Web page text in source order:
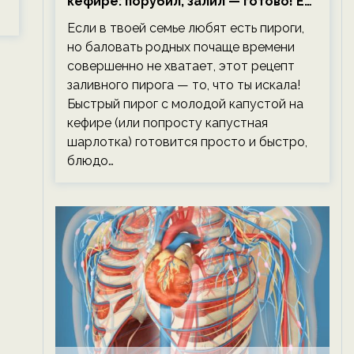
не тревожась о фигуре!
Если в твоей семье любят есть пироги,
но баловать родных почаще времени
совершенно не хватает, этот рецепт
заливного пирога — то, что ты искала!
Быстрый пирог с молодой капустой на
кефире (или попросту капустная
шарлотка) готовится просто и быстро,
блюдо…